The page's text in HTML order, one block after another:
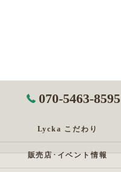
070-5463-8595
Lycka こだわり
販売店･イベント情報